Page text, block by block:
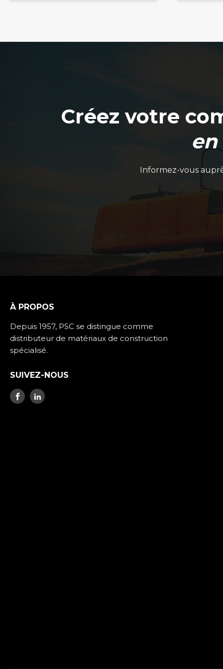
Créez votre
Informez-vous
À PROPOS
Depuis 1957, PSC se distingue comme
distributeur de matériaux de construction
spécialisé.
SUIVEZ-NOUS